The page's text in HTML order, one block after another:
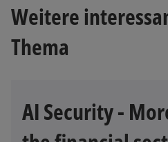
Weitere
Thema
AI Security -